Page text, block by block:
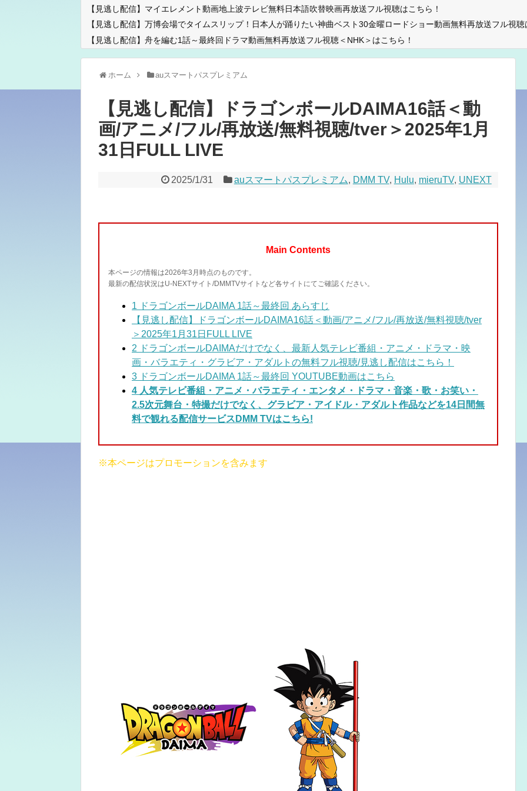
【見逃し配信】マイエレメント動画地上波テレビ無料日本語吹替映画再放送フル視聴はこちら！
【見逃し配信】万博会場でタイムスリップ！日本人が踊りたい神曲ベスト30金曜ロードショー動画無料再放送フル視
【見逃し配信】舟を編む1話～最終回ドラマ動画無料再放送フル視聴＜NHK＞はこちら！
ホーム auスマートパスプレミアム
【見逃し配信】ドラゴンボールDAIMA16話＜動
画/アニメ/フル/再放送/無料視聴/tver＞2025年1月
31日FULL LIVE
2025/1/31 auスマートパスプレミアム, DMM TV, Hulu, mieruTV, UNEXT
Main Contents
本ページの情報は2026年3月時点のものです。
最新の配信状況はU-NEXTサイト/DMMTVサイトなど各サイトにてご確認ください。
1 ドラゴンボールDAIMA 1話～最終回 あらすじ
【見逃し配信】ドラゴンボールDAIMA16話＜動画/アニメ/フル/再放送/無料視聴/tver
＞2025年1月31日FULL LIVE
2 ドラゴンボールDAIMAだけでなく、最新人気テレビ番組・アニメ・ドラマ・映
画・バラエティ・グラビア・アダルトの無料フル視聴/見逃し配信はこちら！
3 ドラゴンボールDAIMA 1話～最終回 YOUTUBE動画はこちら
4 人気テレビ番組・アニメ・バラエティ・エンタメ・ドラマ・音楽・歌・お笑い・
2.5次元舞台・特撮だけでなく、グラビア・アイドル・アダルト作品などを14日間無
料で観れる配信サービスDMM TVはこちら!
※本ページはプロモーションを含みます